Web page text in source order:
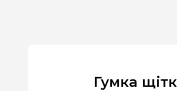
Гумка